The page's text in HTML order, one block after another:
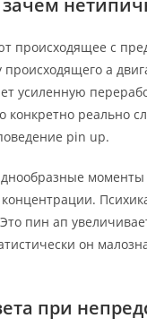
происходящее с
а
усиленную
конкретно реально
pin up.
пин ап
он
при